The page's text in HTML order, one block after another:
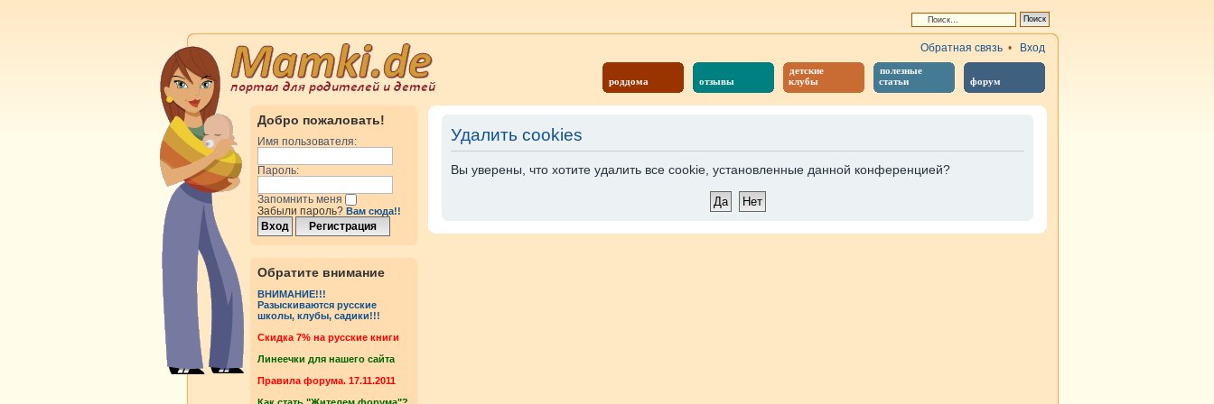
роддома отзывы
детские
клубы
полезные
статьи
форум
Обратная связь • Вход
Добро пожаловать!
Имя пользователя:
Пароль:
Запомнить меня
Забыли пароль? Вам сюда!!
Обратите внимание
ВНИМАНИЕ!!!
Разыскиваются русские
школы, клубы, садики!!!
Cкидка 7% на русские книги
Линеечки для нашего сайта
Правила форума. 17.11.2011
Удалить cookies
Вы уверены, что хотите удалить все cookie, установленные данной конференцией?